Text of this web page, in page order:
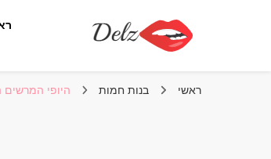
ראשי בנות חמות היופי המרשים